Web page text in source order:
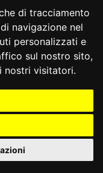
di tracciamento
navigazione nel
personalizzati e
sul nostro sito,
nostri visitatori.
2, dispone
sanitario
«incaricato», ai
n. 740 – ossia
essendo in
presta
Tale
dalla norma
pari a quelle
del rapporto
del 1970.